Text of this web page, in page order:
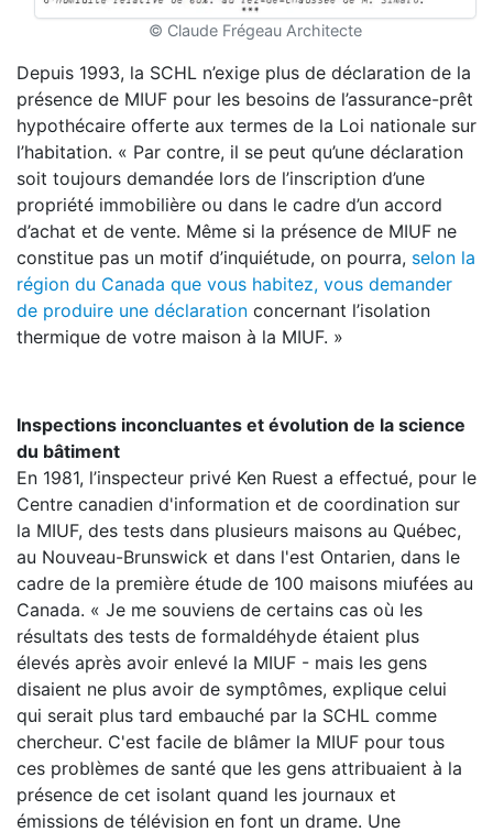
© Claude Frégeau Architecte
Depuis 1993, la SCHL n’exige plus de déclaration de la
présence de MIUF pour les besoins de l’assurance-prêt
hypothécaire offerte aux termes de la Loi nationale sur
l’habitation. « Par contre, il se peut qu’une déclaration
soit toujours demandée lors de l’inscription d’une
propriété immobilière ou dans le cadre d’un accord
d’achat et de vente. Même si la présence de MIUF ne
constitue pas un motif d’inquiétude, on pourra, selon la
région du Canada que vous habitez, vous demander
de produire une déclaration concernant l’isolation
thermique de votre maison à la MIUF. »
Inspections inconcluantes et évolution de la science
du bâtiment
En 1981, l’inspecteur privé Ken Ruest a effectué, pour le
Centre canadien d'information et de coordination sur
la MIUF, des tests dans plusieurs maisons au Québec,
au Nouveau-Brunswick et dans l'est Ontarien, dans le
cadre de la première étude de 100 maisons miufées au
Canada. « Je me souviens de certains cas où les
résultats des tests de formaldéhyde étaient plus
élevés après avoir enlevé la MIUF - mais les gens
disaient ne plus avoir de symptômes, explique celui
qui serait plus tard embauché par la SCHL comme
chercheur. C'est facile de blâmer la MIUF pour tous
ces problèmes de santé que les gens attribuaient à la
présence de cet isolant quand les journaux et
émissions de télévision en font un drame. Une